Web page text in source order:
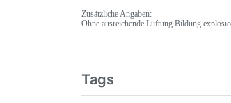
Zusätzliche Angaben:
Ohne ausreichende Lüftung Bildung
Tags